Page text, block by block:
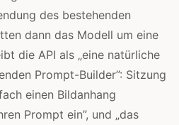
des bestehenden
dann das Modell um eine
die API als „eine natürliche
Prompt-Builder”: Sitzung
einen Bildanhang
Prompt ein”, und „das